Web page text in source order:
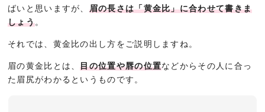
ばいと思いますが、 眉の長さは「黄金比」に合わせて書きま
しょう。
それでは、黄金比の出し方をご説明しますね。
眉の黄金比とは、目の位置や唇の位置などからその人に合っ
た眉尻がわかるというものです。